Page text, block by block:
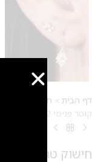
דף הבית » חנות
קוטר פנימי 12 ממ